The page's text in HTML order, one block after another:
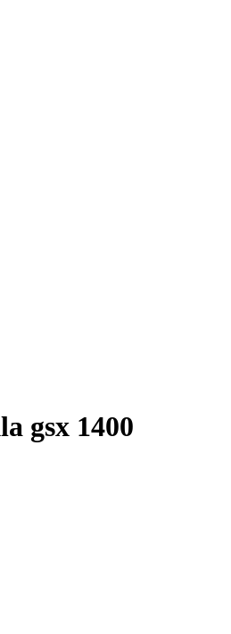
gsx 1400